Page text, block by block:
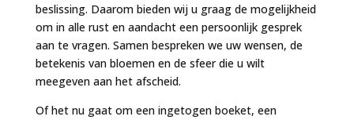
beslissing. Daarom bieden wij u graag de mogelijkheid
om in alle rust en aandacht een persoonlijk gesprek
aan te vragen. Samen bespreken we uw wensen, de
betekenis van bloemen en de sfeer die u wilt
meegeven aan het afscheid.
Of het nu gaat om een ingetogen boeket, een